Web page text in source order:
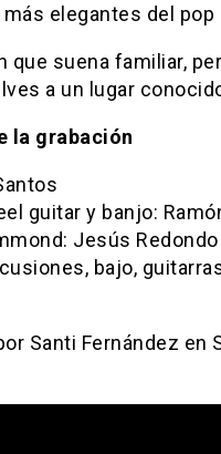
elegantes del pop
que suena familiar,
a un lugar
la grabación
guitar y banjo:
Jesús Redondo
bajo,
Santi Fernández en